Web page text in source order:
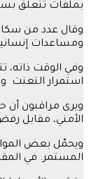
بملفات تتعلق
وقال عدد من
ومساعدات
وفي الوقت ذاته،
استمرار التعنت
ويرى مراقبون
الأمني، مقابل
ويحمّل بعض
المستمر. في